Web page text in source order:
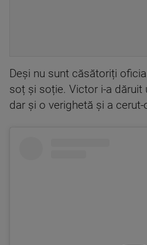
Deși nu sunt căsătoriți
soț și soție. Victor i-a dăruit
dar și o verighetă și a